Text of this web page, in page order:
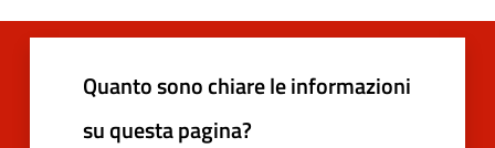
Quanto sono chiare le informazioni
su questa pagina?